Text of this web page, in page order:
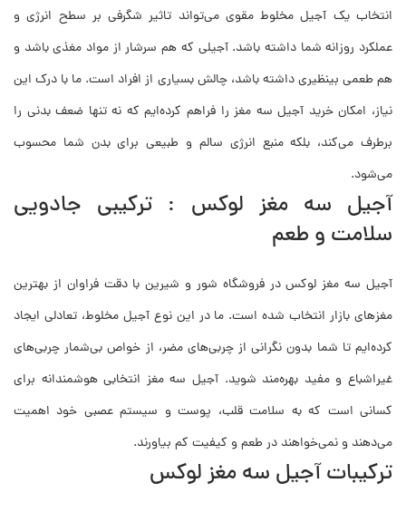
انتخاب یک آجیل مخلوط مقوی می‌تواند تاثیر شگرفی بر سطح انرژی و
عملکرد روزانه شما داشته باشد. آجیلی که هم سرشار از مواد مغذی باشد و
هم طعمی بینظیری داشته باشد، چالش بسیاری از افراد است. ما با درک این
نیاز، امکان خرید آجیل سه مغز را فراهم کرده‌ایم که نه تنها ضعف بدنی را
برطرف می‌کند، بلکه منبع انرژی سالم و طبیعی برای بدن شما محسوب
می‌شود.
آجیل سه مغز لوکس : ترکیبی جادویی
سلامت و طعم
آجیل سه مغز لوکس در فروشگاه شور و شیرین با دقت فراوان از بهترین
مغزهای بازار انتخاب شده است. ما در این نوع آجیل مخلوط، تعادلی ایجاد
کرده‌ایم تا شما بدون نگرانی از چربی‌های مضر، از خواص بی‌شمار چربی‌های
غیراشباع و مفید بهره‌مند شوید. آجیل سه مغز انتخابی هوشمندانه برای
کسانی است که به سلامت قلب، پوست و سیستم عصبی خود اهمیت
می‌دهند و نمی‌خواهند در طعم و کیفیت کم بیاورند.
ترکیبات آجیل سه مغز لوکس